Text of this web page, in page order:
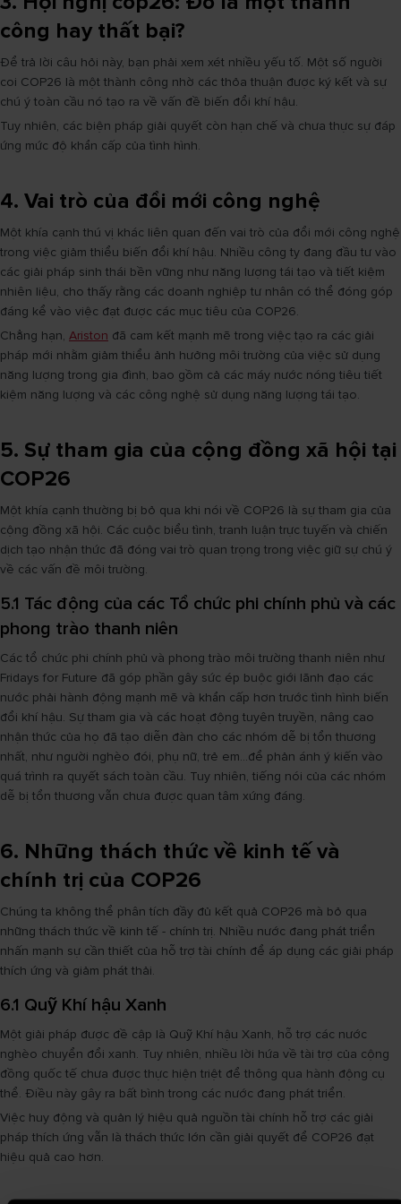
công hay thất bại?
Để trả lời câu hỏi này, bạn phải xem xét nhiều yếu tố. Một số người
coi COP26 là một thành công nhờ các thỏa thuận được ký kết và sự
chú ý toàn cầu nó tạo ra về vấn đề biến đổi khí hậu.
Tuy nhiên, các biện pháp giải quyết còn hạn chế và chưa thực sự đáp
ứng mức độ khẩn cấp của tình hình.
4. Vai trò của đổi mới công nghệ
Một khía cạnh thú vị khác liên quan đến vai trò của đổi mới công nghệ
trong việc giảm thiểu biến đổi khí hậu. Nhiều công ty đang đầu tư vào
các giải pháp sinh thái bền vững như năng lượng tái tạo và tiết kiệm
nhiên liệu, cho thấy rằng các doanh nghiệp tư nhân có thể đóng góp
đáng kể vào việc đạt được các mục tiêu của COP26.
Chẳng hạn, Ariston đã cam kết mạnh mẽ trong việc tạo ra các giải
pháp mới nhằm giảm thiểu ảnh hưởng môi trường của việc sử dụng
năng lượng trong gia đình, bao gồm cả các máy nước nóng tiêu tiết
kiệm năng lượng và các công nghệ sử dụng năng lượng tái tạo.
5. Sự tham gia của cộng đồng xã hội tại
COP26
Một khía cạnh thường bị bỏ qua khi nói về COP26 là sự tham gia của
cộng đồng xã hội. Các cuộc biểu tình, tranh luận trực tuyến và chiến
dịch tạo nhận thức đã đóng vai trò quan trọng trong việc giữ sự chú ý
về các vấn đề môi trường.
5.1 Tác động của các Tổ chức phi chính phủ và các
phong trào thanh niên
Các tổ chức phi chính phủ và phong trào môi trường thanh niên như
Fridays for Future đã góp phần gây sức ép buộc giới lãnh đạo các
nước phải hành động mạnh mẽ và khẩn cấp hơn trước tình hình biến
đổi khí hậu. Sự tham gia và các hoạt động tuyên truyền, nâng cao
nhận thức của họ đã tạo diễn đàn cho các nhóm dễ bị tổn thương
nhất, như người nghèo đói, phụ nữ, trẻ em...để phản ánh ý kiến vào
quá trình ra quyết sách toàn cầu. Tuy nhiên, tiếng nói của các nhóm
dễ bị tổn thương vẫn chưa được quan tâm xứng đáng.
6. Những thách thức về kinh tế và
chính trị của COP26
Chúng ta không thể phân tích đầy đủ kết quả COP26 mà bỏ qua
những thách thức về kinh tế - chính trị. Nhiều nước đang phát triển
nhấn mạnh sự cần thiết của hỗ trợ tài chính để áp dụng các giải pháp
thích ứng và giảm phát thải.
6.1 Quỹ Khí hậu Xanh
Một giải pháp được đề cập là Quỹ Khí hậu Xanh, hỗ trợ các nước
nghèo chuyển đổi xanh. Tuy nhiên, nhiều lời hứa về tài trợ của cộng
đồng quốc tế chưa được thực hiện triệt để thông qua hành động cụ
thể. Điều này gây ra bất bình trong các nước đang phát triển.
Việc huy động và quản lý hiệu quả nguồn tài chính hỗ trợ các giải
pháp thích ứng vẫn là thách thức lớn cần giải quyết để COP26 đạt
hiệu quả cao hơn.